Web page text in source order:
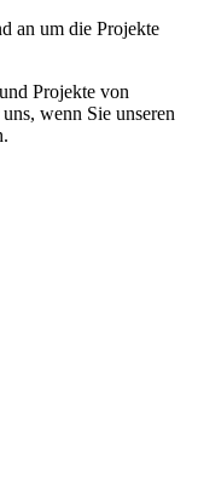
an um die Projekte
Projekte von
wenn Sie unseren